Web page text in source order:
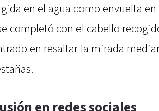
en el agua como envuelta en
completó con el cabello
en resaltar la mirada